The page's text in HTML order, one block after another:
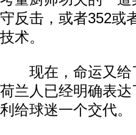
守反击，或者352或
技术。
现在，命运又给
荷兰人已经明确表
利给球迷一个交代。